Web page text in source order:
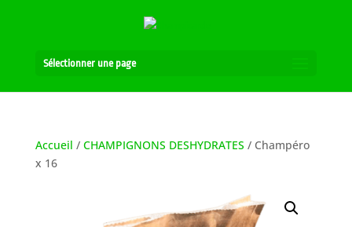
Sélectionner une page
Accueil / CHAMPIGNONS DESHYDRATES / Champéro
x 16